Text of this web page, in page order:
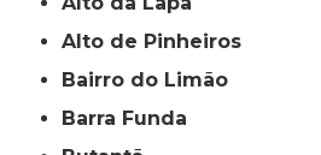
Alto de Pinheiros
Bairro do Limão
Barra Funda